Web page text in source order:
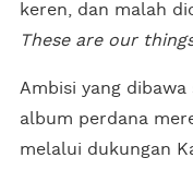
keren, dan malah
These are our
Ambisi yang
album perdana
melalui dukungan